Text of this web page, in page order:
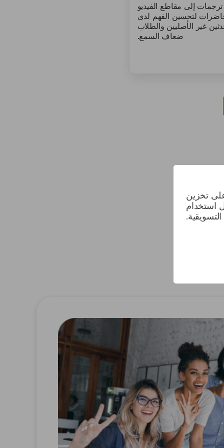
تخزين
استخدام
إلى مقاطع الفيديو
لتحسين الفهم لدى
غير الأصليين والطلاب
ضعاف السمع.